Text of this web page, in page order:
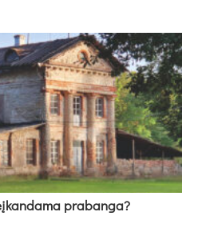
pra­ban­ga?